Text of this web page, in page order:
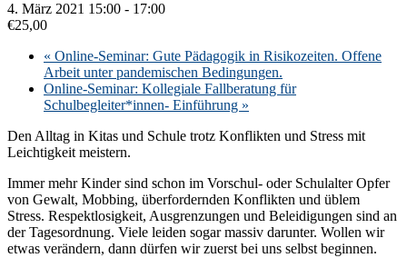
4. März 2021 15:00 - 17:00
€25,00
« Online-Seminar: Gute Pädagogik in Risikozeiten. Offene
Arbeit unter pandemischen Bedingungen.
Online-Seminar: Kollegiale Fallberatung für
Schulbegleiter*innen- Einführung »
Den Alltag in Kitas und Schule trotz Konflikten und Stress mit
Leichtigkeit meistern.
Immer mehr Kinder sind schon im Vorschul- oder Schulalter Opfer
von Gewalt, Mobbing, überfordernden Konflikten und üblem
Stress. Respektlosigkeit, Ausgrenzungen und Beleidigungen sind an
der Tagesordnung. Viele leiden sogar massiv darunter. Wollen wir
etwas verändern, dann dürfen wir zuerst bei uns selbst beginnen.